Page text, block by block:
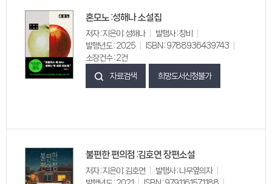
혼모노 :성해나 소설집
저자 : 지은이: 성해나
발행사 : 창비
발행년도 : 2025
ISBN : 9788936439743
소장건수 : 2건
자료검색 희망도서신청불가
불편한 편의점 :김호연 장편소설
저자 : 지은이: 김호연
발행사 : 나무옆의자